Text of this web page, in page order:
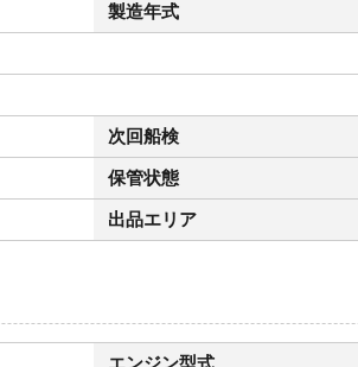
製造年式
次回船検
保管状態
出品エリア